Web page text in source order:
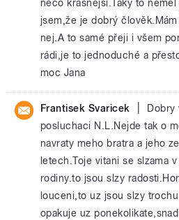
něco krásnější.Taky to
jsem,že je dobrý
nej.A to samé přeji i všem
rádi,je to jednoduché a
moc Jana
Frantisek Svaricek
Dobry
posluchaci N.L.Nejde tak o
navraty meho bratra a jeho
letech.Toje vitani se slzama
rodiny.to jsou slzy
louceni,to uz jsou slzy
opakuje uz